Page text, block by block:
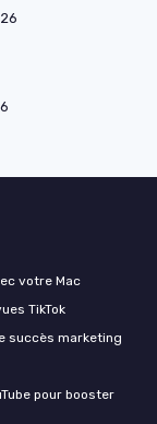
votre Mac
TikTok
succès marketing
pour booster